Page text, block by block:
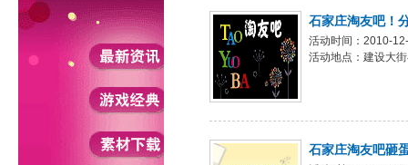
石家庄淘友吧！
活动时间：2010-
活动地点：建设大
石家庄淘友吧砸